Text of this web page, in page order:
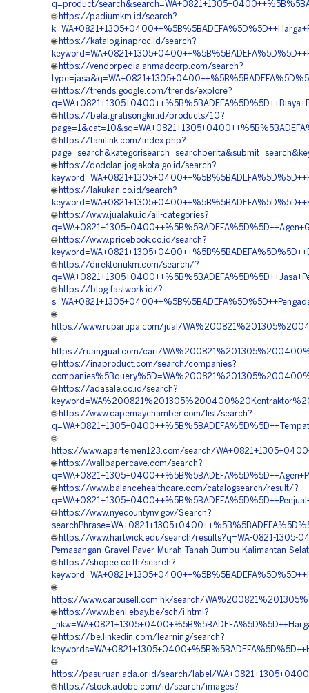
q=product/
🌐 https://padiumkm.id/search?
🌐 https://katalog.inaproc.id/search?
🌐 https://vendorpedia.ahmadcorp.com/search?
🌐 https://trends.google.com/trends/explore?
🌐 https://bela.gratisongkir.id/products/10?
🌐 https://tanilink.com/index.php?
🌐 https://dodolan.jogjakota.go.id/search?
🌐 https://lakukan.co.id/search?
🌐 https://www.jualaku.id/all-categories?
🌐 https://www.pricebook.co.id/search?
🌐 https://direktoriukm.com/search/?
🌐 https://blog.fastwork.id/?
🌐
https://www.ruparupa.com/jual/
🌐
https://ruangjual.com/cari/
🌐 https://inaproduct.com/search/companies?
🌐 https://adasale.co.id/search?
🌐 https://www.capemaychamber.com/list/search?
🌐
https://www.apartemen123.com/search/
🌐 https://wallpapercave.com/search?
🌐 https://www.balancehealthcare.com/catalogsearch/result/?
🌐 https://www.nyecountynv.gov/Search?
🌐 https://www.hartwick.edu/search/results?q=WA-0821-1305-
Pemasangan-Gravel-Paver-Murah-Tanah-Bumbu-Kalimantan-
🌐 https://shopee.co.th/search?
🌐
https://www.carousell.com.hk/search/
🌐 https://www.benl.ebay.be/sch/i.html?
🌐 https://be.linkedin.com/learning/search?
🌐
https://pasuruan.ada.or.id/search/label/
🌐 https://stock.adobe.com/id/search/images?